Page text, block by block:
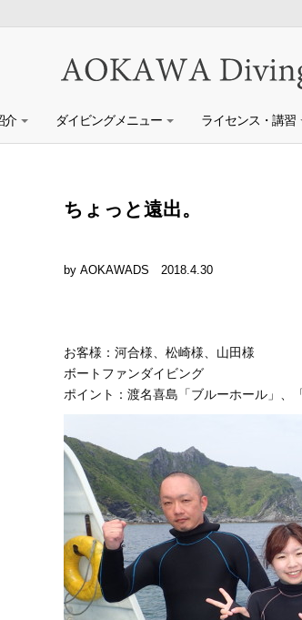
介 ダイビングメニュー ライセンス・講習
ちょっと遠出。
by AOKAWADS 2018.4.30
お客様：河合様、松崎様、山田様
ボートファンダイビング
ポイント：渡名喜島「ブルーホール」、